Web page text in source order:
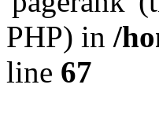
PHP) in /
line 67